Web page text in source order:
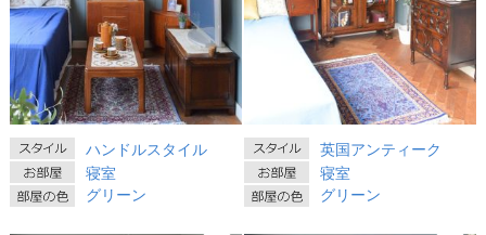
ハンドルスタイル
寝室
グリーン
英国アンティーク
寝室
グリーン